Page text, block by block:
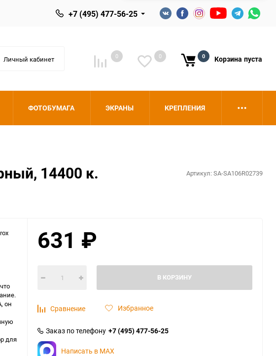
+7 (495) 477-56-25
Личный кабинет 0 0 0 Корзина пуста
ФОТОБУМАГА ЭКРАНЫ КРЕПЛЕНИЯ
14400 к. Артикул:SA-SA106R02739
он
для
631 ₽
В КОРЗИНУ
Сравнение Избранное
Заказ по телефону +7 (495) 477-56-25
Написать в MAX